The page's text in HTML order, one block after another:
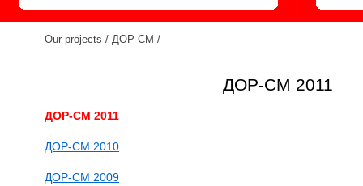
Our projects / ДОР-СМ /
ДОР-СМ 2011
ДОР-СМ 2011
ДОР-СМ 2010
ДОР-СМ 2009